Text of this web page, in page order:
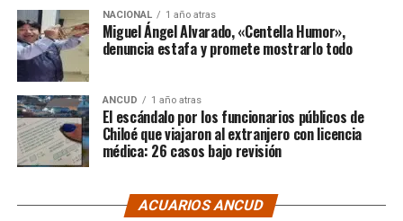
NACIONAL 1 año atras
Miguel Ángel Alvarado, «Centella Humor»,
denuncia estafa y promete mostrarlo todo
ANCUD 1 año atras
El escándalo por los funcionarios públicos de
Chiloé que viajaron al extranjero con licencia
médica: 26 casos bajo revisión
ACUARIOS ANCUD